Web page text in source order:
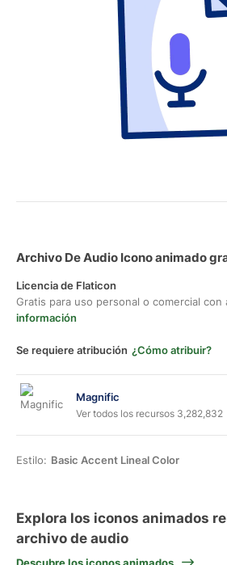
Archivo De Audio Icono animado
Licencia de Flaticon
Gratis para uso personal o comercial con
información
Se requiere atribución ¿Cómo atribuir?
Magnific
Ver todos los recursos 3,282,832
Estilo: Basic Accent Lineal Color
Explora los iconos animados
archivo de audio